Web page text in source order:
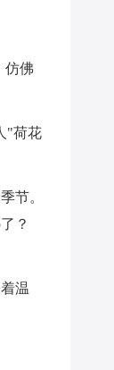
仿佛
"荷花
节。
？
温